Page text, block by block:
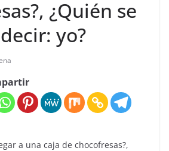
¿Quién se
yo?
a una caja de chocofresas?,